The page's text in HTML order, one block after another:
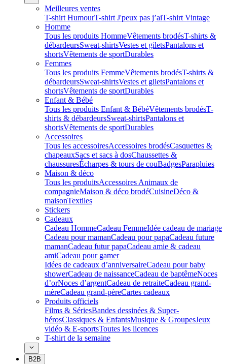
Meilleures ventes
T-shirt HumourT-shirt J'peux pas j’aiT-shirt Vintage
Homme
Tous les produits HommeVêtements brodésT-shirts &
débardeursSweat-shirtsVestes et giletsPantalons et
shortsVêtements de sportDurables
Femmes
Tous les produits FemmeVêtements brodésT-shirts &
débardeursSweat-shirtsVestes et giletsPantalons et
shortsVêtements de sportDurables
Enfant & Bébé
Tous les produits Enfant & BébéVêtements brodésT-
shirts & débardeursSweat-shirtsPantalons et
shortsVêtements de sportDurables
Accessoires
Tous les accessoiresAccessoires brodésCasquettes &
chapeauxSacs et sacs à dosChaussettes &
chaussuresÉcharpes & tours de couBadgesParapluies
Maison & déco
Tous les produitsAccessoires Animaux de
compagnieMaison & déco brodéCuisineDéco &
maisonTextiles
Stickers
Cadeaux
Cadeau HommeCadeau FemmeIdée cadeau de mariage​
Cadeau pour mamanCadeau pour papaCadeau future
mamanCadeau futur papaCadeau amie & cadeau
amiCadeau pour gamer
Idées de cadeaux d’anniversaireCadeau pour baby
showerCadeau de naissanceCadeau de baptêmeNoces
d’orNoces d’argentCadeau de retraiteCadeau grand-
mèreCadeau grand-pèreCartes cadeaux
Produits officiels
Films & SériesBandes dessinées & Super-
hérosClassiques & EnfantsMusique & GroupesJeux
vidéo & E-sportsToutes les licences
T-shirt de la semaine
B2B